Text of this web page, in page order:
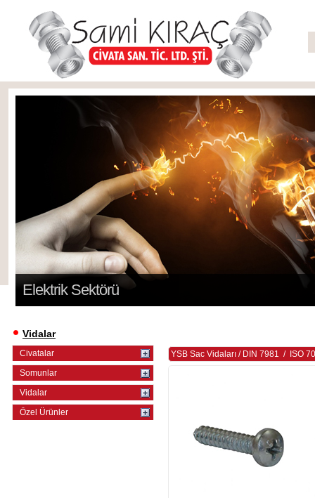
Elektrik Sektörü
Vidalar
Civatalar
Somunlar
Vidalar
Özel Ürünler
YSB Sac Vidaları /DIN 7981 /ISO